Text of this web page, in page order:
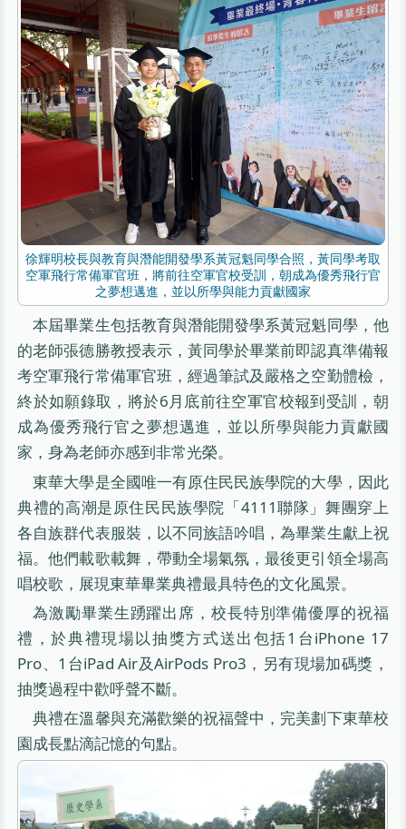
徐輝明校長與教育與潛能開發學系黃冠魁同學合照，黃同學考取
空軍飛行常備軍官班，將前往空軍官校受訓，朝成為優秀飛行官
之夢想邁進，並以所學與能力貢獻國家
本屆畢業生包括教育與潛能開發學系黃冠魁同學，他
的老師張德勝教授表示，黃同學於畢業前即認真準備報
考空軍飛行常備軍官班，經過筆試及嚴格之空勤體檢，
終於如願錄取，將於6月底前往空軍官校報到受訓，朝
成為優秀飛行官之夢想邁進，並以所學與能力貢獻國
家，身為老師亦感到非常光榮。
東華大學是全國唯一有原住民民族學院的大學，因此
典禮的高潮是原住民民族學院「4111聯隊」舞團穿上
各自族群代表服裝，以不同族語吟唱，為畢業生獻上祝
福。他們載歌載舞，帶動全場氣氛，最後更引領全場高
唱校歌，展現東華畢業典禮最具特色的文化風景。
為激勵畢業生踴躍出席，校長特別準備優厚的祝福
禮，於典禮現場以抽獎方式送出包括1台iPhone 17
Pro、1台iPad Air及AirPods Pro3，另有現場加碼獎，
抽獎過程中歡呼聲不斷。
典禮在溫馨與充滿歡樂的祝福聲中，完美劃下東華校
園成長點滴記憶的句點。